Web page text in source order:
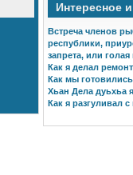
Интересное
Встреча членов
республики,
запрета, или
Как я делал
Как мы
Хьан Дела дуьхьа
Как я разгуливал